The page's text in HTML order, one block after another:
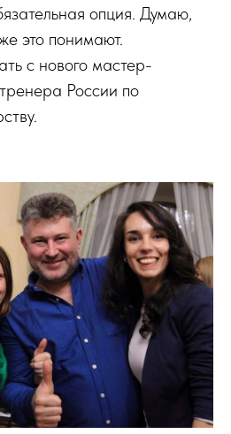
опция. Думаю,
это понимают.
с нового мастер-
России по